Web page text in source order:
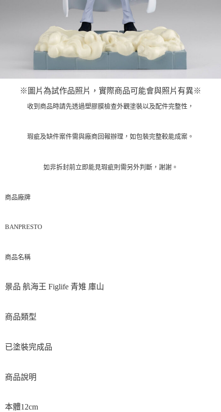
※圖片為試作品照片，實際商品可能會與照片有異※
收到商品時請先透過塑膠膜檢查外觀塗裝以及配件完整性，
瑕疵及缺件案件需與廠商回報辦理，如包裝完整較能成案。
如非拆封前立即能見瑕疵則需另外判斷，謝謝。
商品廠牌
BANPRESTO
商品名稱
景品 航海王 Figlife 青雉 庫山
商品類型
已塗裝完成品
商品說明
本體12cm